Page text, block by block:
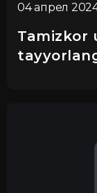
04 апрел
Tamizkor